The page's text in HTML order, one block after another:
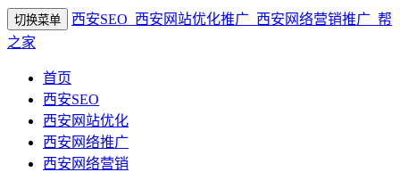
切换菜单
西安SEO_西安网站优化推广_西安网络营销推广_帮
之家
首页
西安SEO
西安网站优化
西安网络推广
西安网络营销